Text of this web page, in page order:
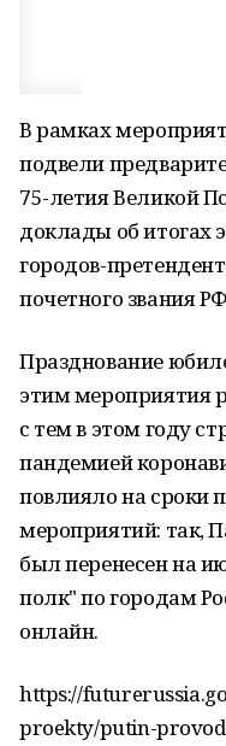
В рамках
подвели
75-летия Великой
доклады об итогах
городов-
почетного звания
Празднование
этим мероприятия
с тем в этом году
пандемией
повлияло на сроки
мероприятий: так,
был перенесен на
полк" по городам
онлайн.
https://
proekty/putin-